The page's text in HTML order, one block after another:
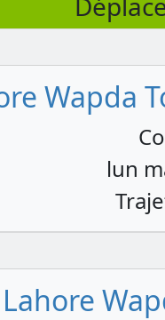
Wapda
lun
Lahore